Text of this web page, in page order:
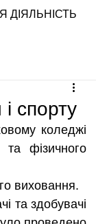
ДІЯЛЬНІСТЬ
спорту
та фізичного
виховання.